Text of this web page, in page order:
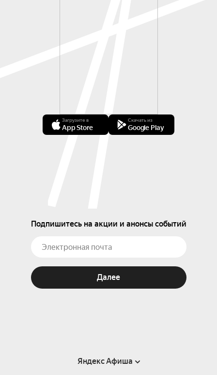
Загрузите в
App Store
Скачать из
Google Play
Подпишитесь на акции и анонсы событий
Далее
Яндекс Афиша